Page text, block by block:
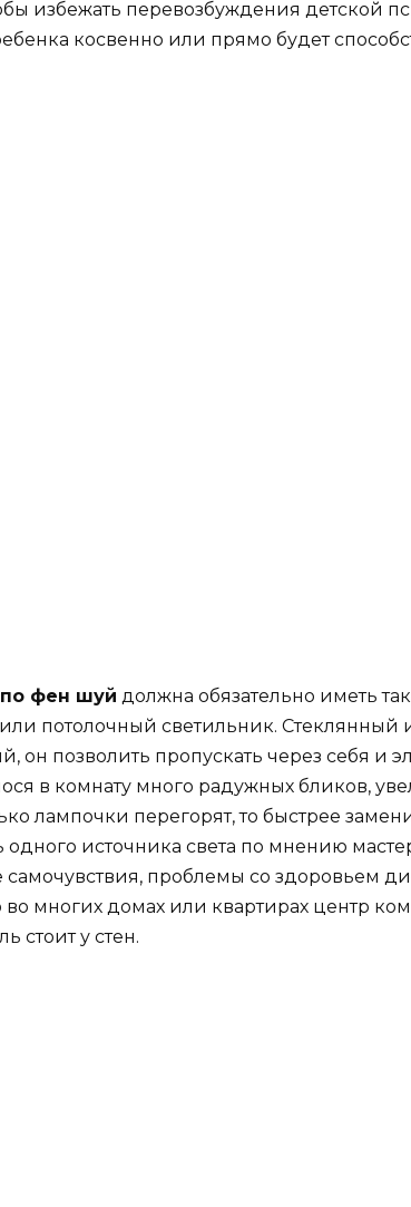
избежать перевозбуждения детской
косвенно или прямо будет
фен шуй должна обязательно иметь
потолочный светильник. Стеклянный
он позволить пропускать через себя и
в комнату много радужных бликов,
лампочки перегорят, то быстрее
одного источника света по мнению
самочувствия, проблемы со здоровьем
многих домах или квартирах центр
стоит у стен.